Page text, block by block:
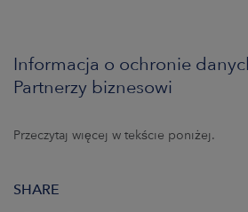
Informacja o ochronie
Partnerzy biznesowi
Przeczytaj więcej w tekście poniżej.
SHARE